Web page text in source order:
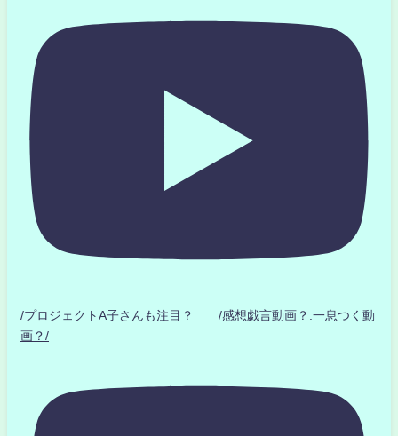
/プロジェクトA子さんも注目？ /感想戯言動画？.一息つく動
画？/